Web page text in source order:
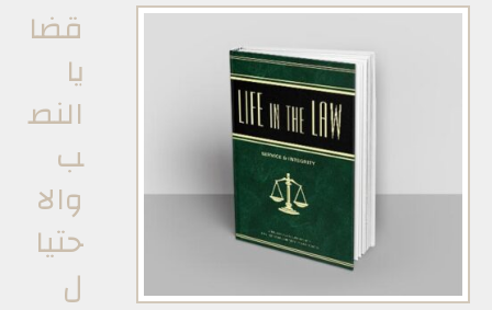
قضا
يا
النص
ب
والا
حتيا
ل